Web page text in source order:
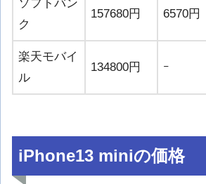
ソフトバン
ク
157680円 6570円
楽天モバイ
ル
134800円 ｰ
iPhone13 miniの価格